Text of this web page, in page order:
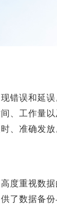
误和延误
、工作量
、准确发放
重视数据
了数据备